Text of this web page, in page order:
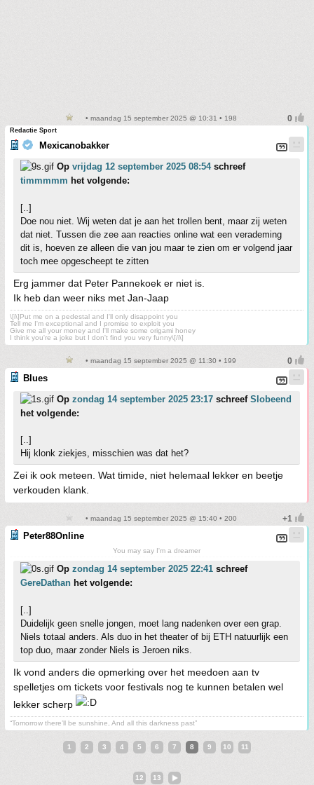
• maandag 15 september 2025 @ 10:31 • 198
Redactie Sport
Mexicanobakker
Op vrijdag 12 september 2025 08:54schreef
timmmmm het volgende:
[..]
Doe nou niet. Wij weten dat je aan het trollen bent, maar zij weten
dat niet. Tussen die zee aan reacties online wat een verademing
dit is, hoeven ze alleen die van jou maar te zien om er volgend jaar
toch mee opgescheept te zitten
Erg jammer dat Peter Pannekoek er niet is.
Ik heb dan weer niks met Jan-Jaap
\[i\]Put me on a pedestal and I'll only disappoint you
Tell me I'm exceptional and I promise to exploit you
Give me all your money and I'll make some origami honey
I think you're a joke but I don't find you very funny\[/i\]
• maandag 15 september 2025 @ 11:30 • 199
Blues
Op zondag 14 september 2025 23:17 schreef Slobeend
het volgende:
[..]
Hij klonk ziekjes, misschien was dat het?
Zei ik ook meteen. Wat timide, niet helemaal lekker en beetje
verkouden klank.
• maandag 15 september 2025 @ 15:40 • 200
Peter88Online
You may say I'm a dreamer
Op zondag 14 september 2025 22:41 schreef
GereDathan het volgende:
[..]
Duidelijk geen snelle jongen, moet lang nadenken over een grap.
Niels totaal anders. Als duo in het theater of bij ETH natuurlijk een
top duo, maar zonder Niels is Jeroen niks.
Ik vond anders die opmerking over het meedoen aan tv
spelletjes om tickets voor festivals nog te kunnen betalen wel
lekker scherp
“Tomorrow there’ll be sunshine, And all this darkness past”
1 2 3 4 5 6 7 8 9 10 11
12 13